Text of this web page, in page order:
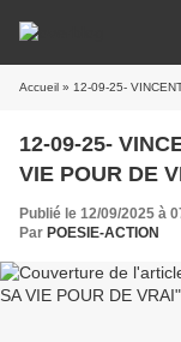
Accueil » 12-09-25-
12-09-25-
VIE POUR DE
Publié le 12/09/2025 à
Par POESIE-ACTION